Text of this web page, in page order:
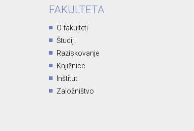
FAKULTETA
O fakulteti
Študij
Raziskovanje
Knjižnice
Inštitut
Založništvo